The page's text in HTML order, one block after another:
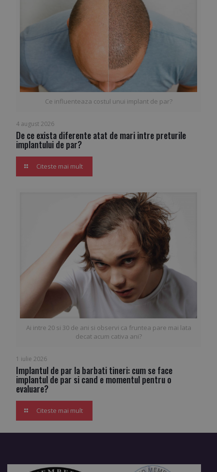
Ce influenteaza costul unui implant de par?
4 august 2026
De ce exista diferente atat de mari intre preturile
implantului de par?
Citeste mai mult
Ai intre 20 si 30 de ani si observi ca fruntea pare mai lata
decat acum cativa ani?
1 iulie 2026
Implantul de par la barbati tineri: cum se face
implantul de par si cand e momentul pentru o
evaluare?
Citeste mai mult